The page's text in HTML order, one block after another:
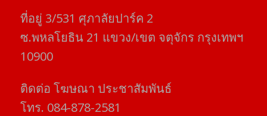
ที่อยู่​ 3/531​ ศุภาลัยปาร์ค​ 2
ซ.พหลโยธิน​ 21​ แขวง/เขต​ จตุจักร​ กรุงเทพฯ
10900
ติดต่อ​ โฆษณา​ ประชาสัมพันธ์
โทร​. 084-878-2581